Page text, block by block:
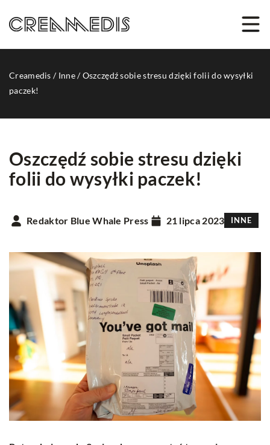
Creamedis / Inne/Oszczędź sobie stresu dzięki folii do wysyłki
paczek!
Oszczędź sobie stresu dzięki
folii do wysyłki paczek!
Redaktor Blue Whale Press 21 lipca 2023 INNE